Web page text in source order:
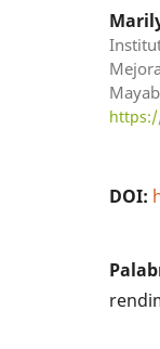
DOI: